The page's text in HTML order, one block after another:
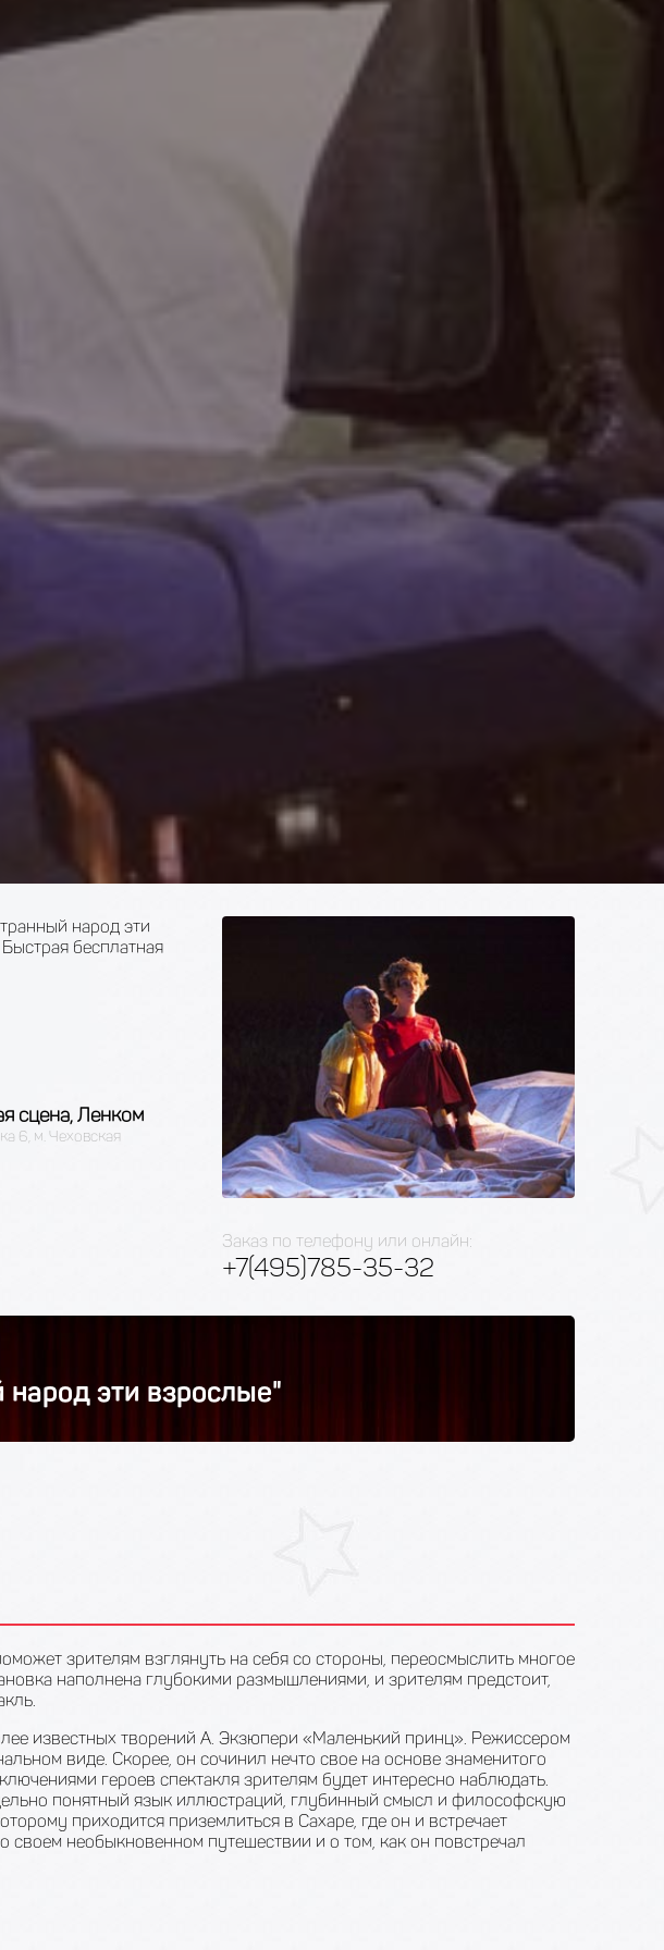
народ эти
. Быстрая бесплатная
сцена, Ленком
6, м. Чеховская
Заказ по телефону или онлайн:
+7(495)785-35-32
эти взрослые"
зрителям взглянуть на себя со стороны, переосмыслить многое
наполнена глубокими размышлениями, и зрителям предстоит,
известных творений А. Экзюпери «Маленький принц». Режиссером
виде. Скорее, он сочинил нечто свое на основе знаменитого
героев спектакля зрителям будет интересно наблюдать.
понятный язык иллюстраций, глубинный смысл и философскую
приходится приземлиться в Сахаре, где он и встречает
необыкновенном путешествии и о том, как он повстречал